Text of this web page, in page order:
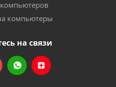
компьютеры
на связи